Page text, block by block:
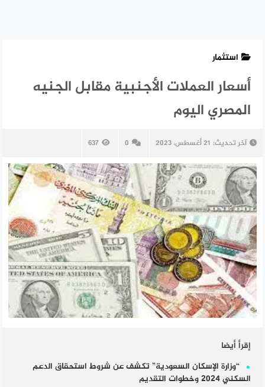
استثمار
أسعار العملات الأجنبية مقابل الجنيه
المصري اليوم
آخر تحديث: 21 أغسطس، 2023 0
637
إقرأ أيضا
“وزارة الإسكان السعودية” تكشف عن شروط استحقاق الدعم
السكني 2024 وخطوات التقديم